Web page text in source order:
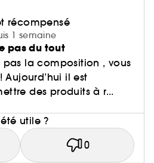
récompensé
1 semaine
pas du tout
pas la composition , vous
il est
des produits à r...
utile ?
0